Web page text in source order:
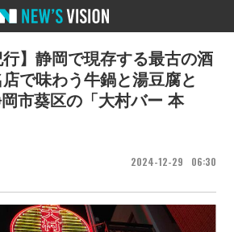
2024 12 29 06 30
行】静岡で現存する最古の酒
で味わう牛鍋と湯豆腐と
市葵区の「大村バー 本